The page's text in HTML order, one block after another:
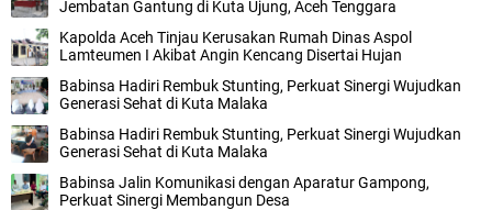
Jembatan Gantung di Kuta Ujung, Aceh Tenggara
Kapolda Aceh Tinjau Kerusakan Rumah Dinas Aspol
Lamteumen I Akibat Angin Kencang Disertai Hujan
Babinsa Hadiri Rembuk Stunting, Perkuat Sinergi Wujudkan
Generasi Sehat di Kuta Malaka
Babinsa Hadiri Rembuk Stunting, Perkuat Sinergi Wujudkan
Generasi Sehat di Kuta Malaka
Babinsa Jalin Komunikasi dengan Aparatur Gampong,
Perkuat Sinergi Membangun Desa